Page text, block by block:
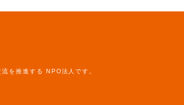
を推進する NPO法人です。